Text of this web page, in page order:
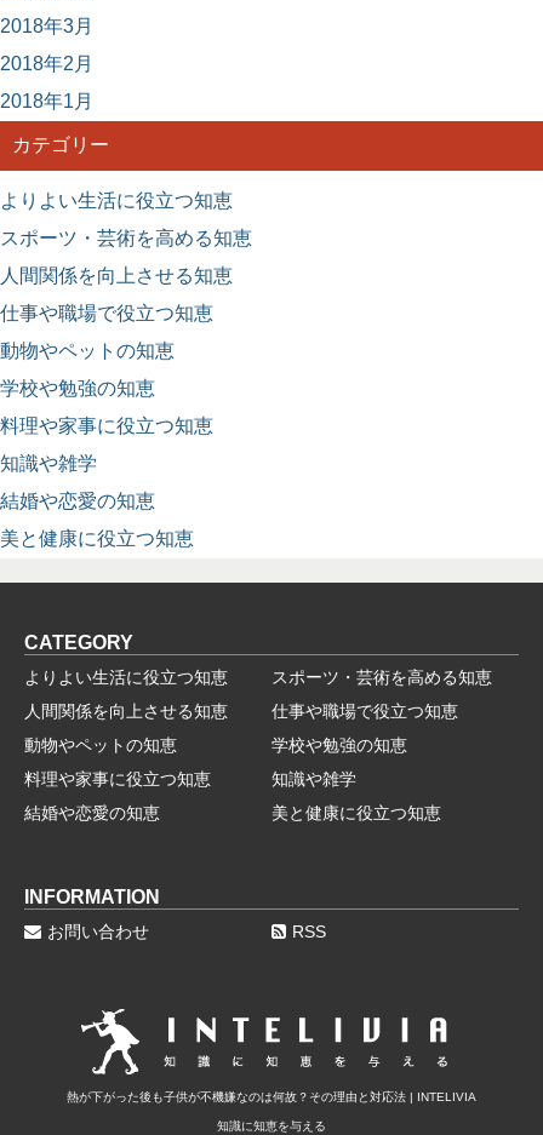
2018年3月
2018年2月
2018年1月
カテゴリー
よりよい生活に役立つ知恵
スポーツ・芸術を高める知恵
人間関係を向上させる知恵
仕事や職場で役立つ知恵
動物やペットの知恵
学校や勉強の知恵
料理や家事に役立つ知恵
知識や雑学
結婚や恋愛の知恵
美と健康に役立つ知恵
CATEGORY
よりよい生活に役立つ知恵
スポーツ・芸術を高める知恵
人間関係を向上させる知恵
仕事や職場で役立つ知恵
動物やペットの知恵
学校や勉強の知恵
料理や家事に役立つ知恵
知識や雑学
結婚や恋愛の知恵
美と健康に役立つ知恵
INFORMATION
お問い合わせ RSS
熱が下がった後も子供が不機嫌なのは何故？その理由と対応法 | INTELIVIA
知識に知恵を与える